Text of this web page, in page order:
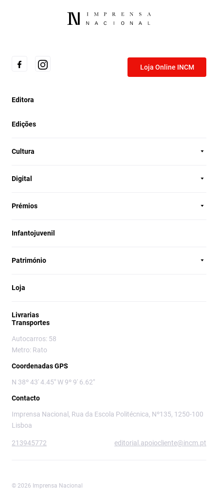
Loja Online INCM
Editora
Edições
Cultura
Digital
Prémios
Infantojuvenil
Património
Loja
Livrarias
Transportes
Autocarros: 58
Metro: Rato
Coordenadas GPS
N 38º 43' 4.45" W 9º 9' 6.62"
Contacto
Imprensa Nacional, Rua da Escola Politécnica, Nº135, 1250-100
Lisboa
213945772 editorial.apoiocliente@incm.pt
© 2026 Imprensa Nacional